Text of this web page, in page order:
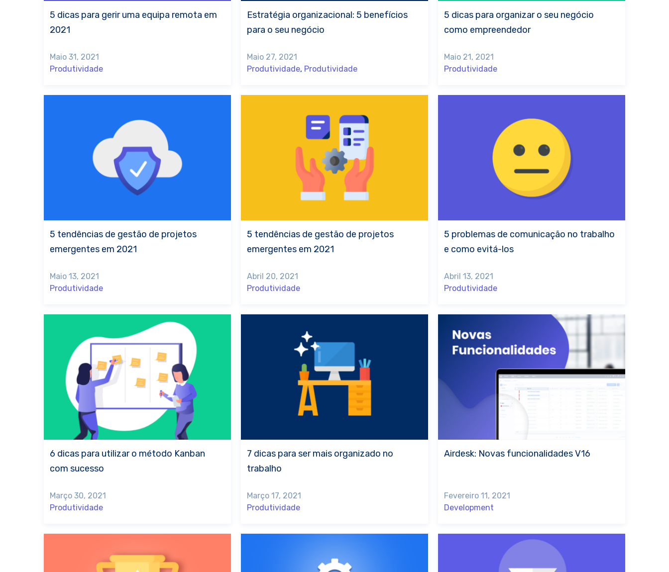
5 dicas para gerir uma equipa remota em
2021
Maio 31, 2021
Produtividade
Estratégia organizacional: 5 benefícios
para o seu negócio
Maio 27, 2021
Produtividade, Produtividade
5 dicas para organizar o seu negócio
como empreendedor
Maio 21, 2021
Produtividade
5 tendências de gestão de projetos
emergentes em 2021
Maio 13, 2021
Produtividade
5 tendências de gestão de projetos
emergentes em 2021
Abril 20, 2021
Produtividade
5 problemas de comunicação no trabalho
e como evitá-los
Abril 13, 2021
Produtividade
6 dicas para utilizar o método Kanban
com sucesso
Março 30, 2021
Produtividade
7 dicas para ser mais organizado no
trabalho
Março 17, 2021
Produtividade
Airdesk: Novas funcionalidades V16
Fevereiro 11, 2021
Development